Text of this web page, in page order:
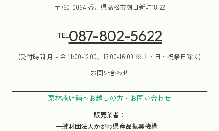
〒760-0064 香川県高松市朝日新町18-22
TEL087-802-5622
(受付時間:月～金 11:00-12:00、13:00-16:00 ※土・日・祝祭日除く)
お問い合わせ
栗林庵店舗へお越しの方・お問い合わせ
販売業者：
一般財団法人かがわ県産品振興機構